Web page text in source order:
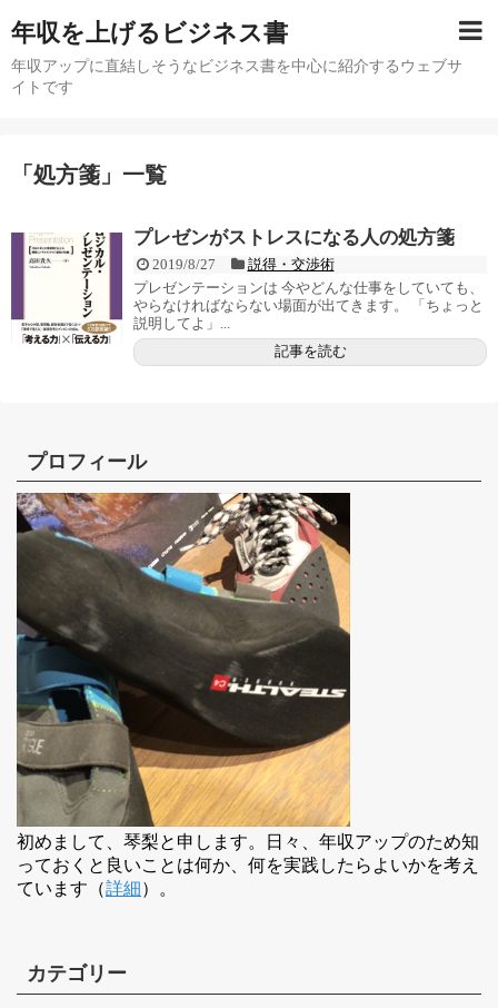
年収を上げるビジネス書
年収アップに直結しそうなビジネス書を中心に紹介するウェブサ
イトです
「 処方箋 」 一覧
プレゼンがストレスになる人の処方箋
2019/8/27
説得・交渉術
プレゼンテーションは 今やどんな仕事をしていても、
やらなければならない場面が出てきます。 「ちょっと
説明してよ」...
記事を読む
プロフィール
初めまして、琴梨と申します。日々、年収アップのため知
っておくと良いことは何か、何を実践したらよいかを考え
ています（詳細）。
カテゴリー